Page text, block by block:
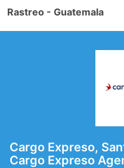
Rastreo - Guatemala
Cargo Expreso,
Cargo Expreso